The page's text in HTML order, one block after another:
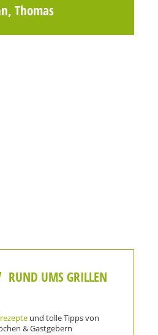
Thomas
RUND UMS GRILLEN
und tolle Tipps von
& Gastgebern